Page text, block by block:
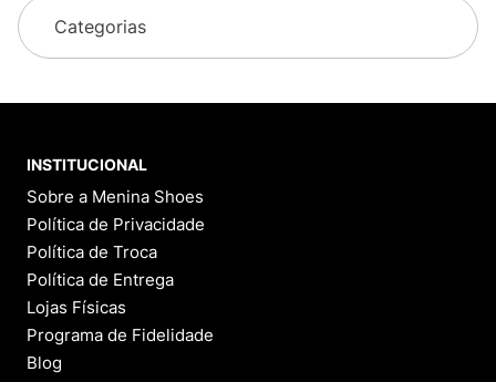
Categorias
INSTITUCIONAL
Sobre a Menina Shoes
Política de Privacidade
Política de Troca
Política de Entrega
Lojas Físicas
Programa de Fidelidade
Blog